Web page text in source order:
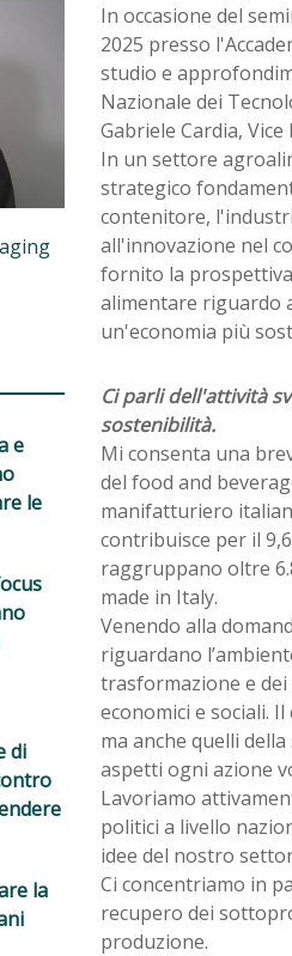
e
le
di
la
In occasione del
2025 presso
studio e
Nazionale dei
Gabriele Cardia,
In un settore
strategico
contenitore,
all'innovazione nel
fornito la
alimentare riguardo
un'economia più
Ci parli dell'attività
sostenibilità.
Mi consenta una
del food and
manifatturiero
contribuisce per il
raggruppano oltre
made in Italy.
Venendo alla
riguardano
trasformazione e
economici e sociali.
ma anche quelli
aspetti ogni azione
Lavoriamo
politici a livello
idee del nostro
Ci concentriamo in
recupero dei
produzione.